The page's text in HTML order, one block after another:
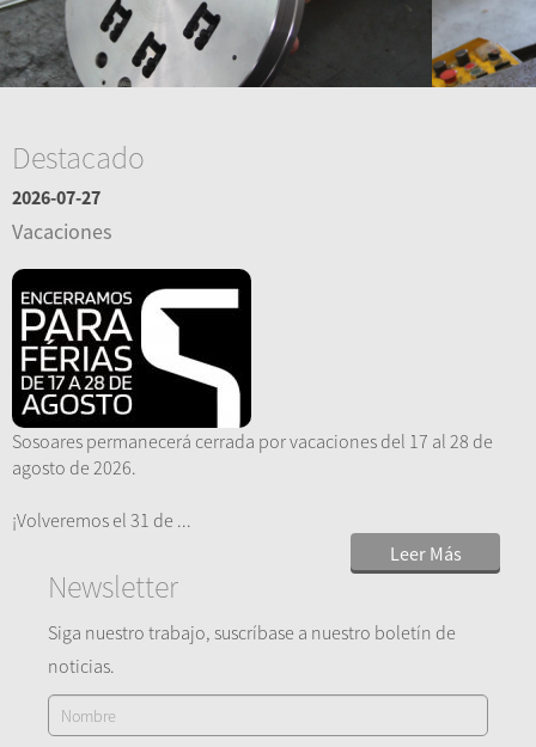
Destacado
2026-07-27
Vacaciones
Sosoares permanecerá cerrada por vacaciones del 17 al 28 de
agosto de 2026.
¡Volveremos el 31 de ...
Leer Más
Newsletter
Siga nuestro trabajo, suscríbase a nuestro boletín de
noticias.